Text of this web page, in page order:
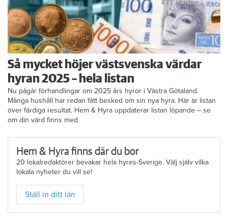
Så mycket höjer västsvenska värdar
hyran 2025 – hela listan
Nu pågår förhandlingar om 2025 års hyror i Västra Götaland.
Många hushåll har redan fått besked om sin nya hyra. Här är listan
över färdiga resultat. Hem & Hyra uppdaterar listan löpande – se
om din värd finns med.
Hem & Hyra finns där du bor
20 lokalredaktörer bevakar hela hyres-Sverige. Välj själv vilka
lokala nyheter du vill se!
Ställ in ditt län